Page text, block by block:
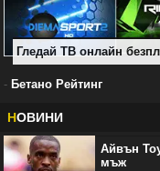
Гледай ТВ онлайн
- Бетано Рейтинг
НОВИНИ
Айвън
мъж